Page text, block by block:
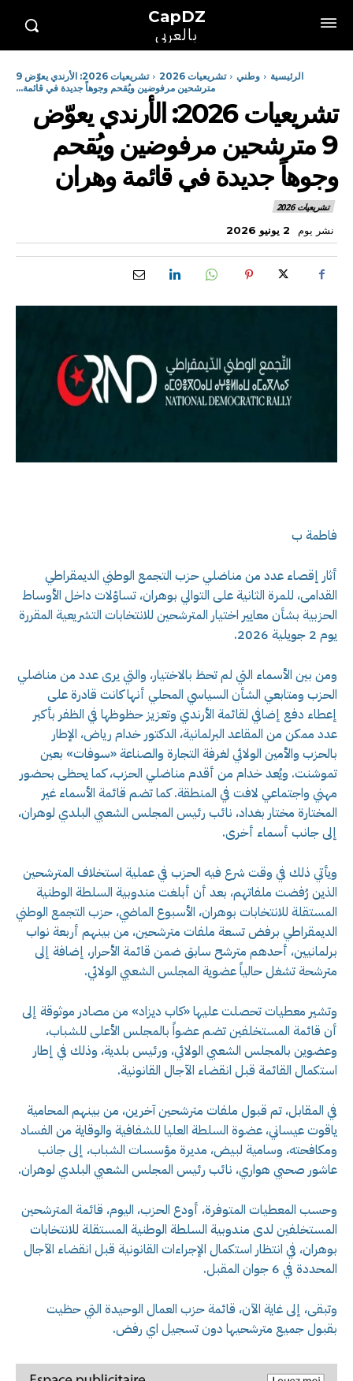
CapDZ
بالعربي
الرئيسية وطني تشريعيات 2026
تشريعيات 2026: الأرندي يعوّض 9
مترشحين مرفوضين ويُقحم وجوهاً جديدة في قائمة...
تشريعيات 2026: الأرندي يعوّض
9 مترشحين مرفوضين ويُقحم
وجوهاً جديدة في قائمة وهران
تشريعيات 2026
نشر يوم 2 يونيو 2026
فاطمة ب
أثار إقصاء عدد من مناضلي حزب التجمع الوطني الديمقراطي
القدامى، للمرة الثانية على التوالي بوهران، تساؤلات داخل الأوساط
الحزبية بشأن معايير اختيار المترشحين للانتخابات التشريعية المقررة
يوم 2 جويلية 2026.
ومن بين الأسماء التي لم تحظ بالاختيار، والتي يرى عدد من مناضلي
الحزب ومتابعي الشأن السياسي المحلي أنها كانت قادرة على
إعطاء دفع إضافي لقائمة الأرندي وتعزيز حظوظها في الظفر بأكبر
عدد ممكن من المقاعد البرلمانية، الدكتور خدام رياض، الإطار
بالحزب والأمين الولائي لغرفة التجارة والصناعة «سوفات» بعين
تموشنت. ويُعد خدام من أقدم مناضلي الحزب، كما يحظى بحضور
مهني واجتماعي لافت في المنطقة. كما تضم قائمة الأسماء غير
المختارة مختار بغداد، نائب رئيس المجلس الشعبي البلدي لوهران،
إلى جانب أسماء أخرى.
ويأتي ذلك في وقت شرع فيه الحزب في عملية استخلاف المترشحين
الذين رُفضت ملفاتهم، بعد أن أبلغت مندوبية السلطة الوطنية
المستقلة للانتخابات بوهران، الأسبوع الماضي، حزب التجمع الوطني
الديمقراطي برفض تسعة ملفات مترشحين، من بينهم أربعة نواب
برلمانيين، أحدهم مترشح سابق ضمن قائمة الأحرار، إضافة إلى
مترشحة تشغل حالياً عضوية المجلس الشعبي الولائي.
وتشير معطيات تحصلت عليها «كاب ديزاد» من مصادر موثوقة إلى
أن قائمة المستخلفين تضم عضواً بالمجلس الأعلى للشباب،
وعضوين بالمجلس الشعبي الولائي، ورئيس بلدية، وذلك في إطار
استكمال القائمة قبل انقضاء الآجال القانونية.
في المقابل، تم قبول ملفات مترشحين آخرين، من بينهم المحامية
ياقوت عيساني، عضوة السلطة العليا للشفافية والوقاية من الفساد
ومكافحته، وسامية لبيض، مديرة مؤسسات الشباب، إلى جانب
عاشور صحبي هواري، نائب رئيس المجلس الشعبي البلدي لوهران.
وحسب المعطيات المتوفرة، أودع الحزب، اليوم، قائمة المترشحين
المستخلفين لدى مندوبية السلطة الوطنية المستقلة للانتخابات
بوهران، في انتظار استكمال الإجراءات القانونية قبل انقضاء الآجال
المحددة في 6 جوان المقبل.
وتبقى، إلى غاية الآن، قائمة حزب العمال الوحيدة التي حظيت
بقبول جميع مترشحيها دون تسجيل اي رفض.